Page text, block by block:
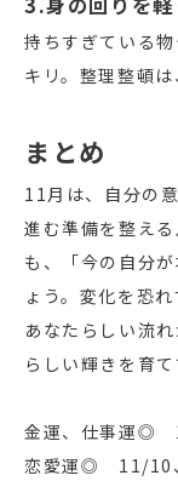
持ちすぎている
キリ。整理整頓
まとめ
11月は、自分の
進む準備を整え
も、「今の自分
ょう。変化を恐
あなたらしい流
らしい輝きを育て
金運、仕事運◎
恋愛運◎ 11/10